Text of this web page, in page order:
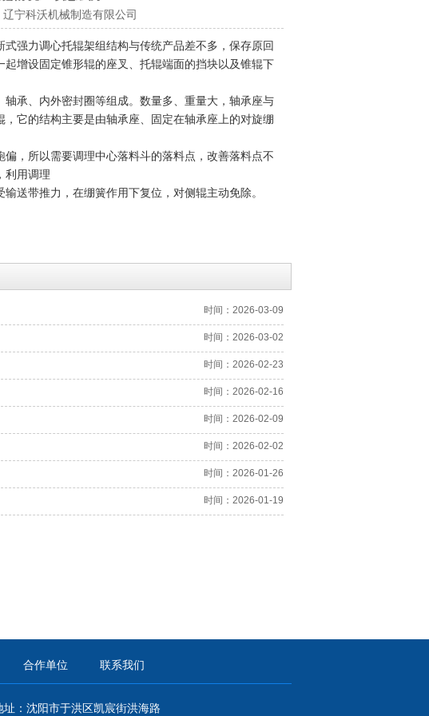
宁科沃机械制造有限公司
强力调心托辊架组结构与传统产品差不多，保存原回
增设固定锥形辊的座叉、托辊端面的挡块以及锥辊下
承、内外密封圈等组成。数量多、重量大，轴承座与
它的结构主要是由轴承座、固定在轴承座上的对旋绷
，所以需要调理中心落料斗的落料点，改善落料点不
利用调理
带推力，在绷簧作用下复位，对侧辊主动免除。
时间：2026-03-09
时间：2026-03-02
时间：2026-02-23
时间：2026-02-16
时间：2026-02-09
时间：2026-02-02
时间：2026-01-26
时间：2026-01-19
合作单位 联系我们
： 沈阳市于洪区凯宸街洪海路